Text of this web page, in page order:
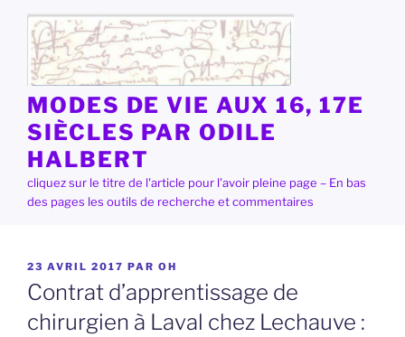
contenu
principal
MODES DE VIE AUX 16, 17E
SIÈCLES PAR ODILE
HALBERT
cliquez sur le titre de l'article pour l'avoir pleine page – En bas
des pages les outils de recherche et commentaires
PUBLIÉ
LE
23 AVRIL 2017 PAR OH
Contrat d’apprentissage de
chirurgien à Laval chez Lechauve :